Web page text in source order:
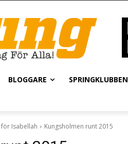
BLOGGARE SPRINGKLUBBEN
för Isabellah Kungsholmen runt 2015